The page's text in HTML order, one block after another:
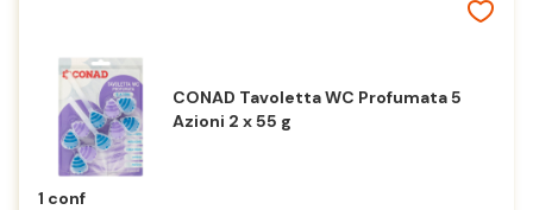
CONAD Tavoletta WC Profumata 5
Azioni 2 x 55 g
1 conf